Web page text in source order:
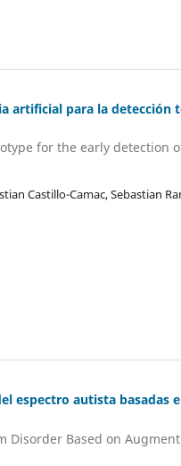
artificial para la detección
for the early detection
Castillo-Camac, Sebastian
espectro autista basadas
Based on